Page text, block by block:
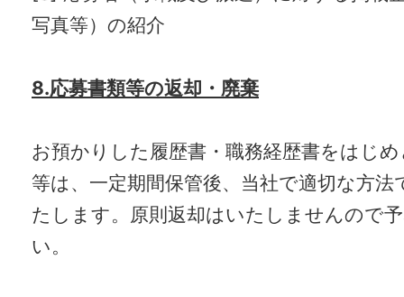
写真等）の紹介
8.応募書類等の返却・廃棄
お預かりした履歴書・職務経歴書をはじ
等は、一定期間保管後、当社で適切な方法
たします。原則返却はいたしませんので
い。